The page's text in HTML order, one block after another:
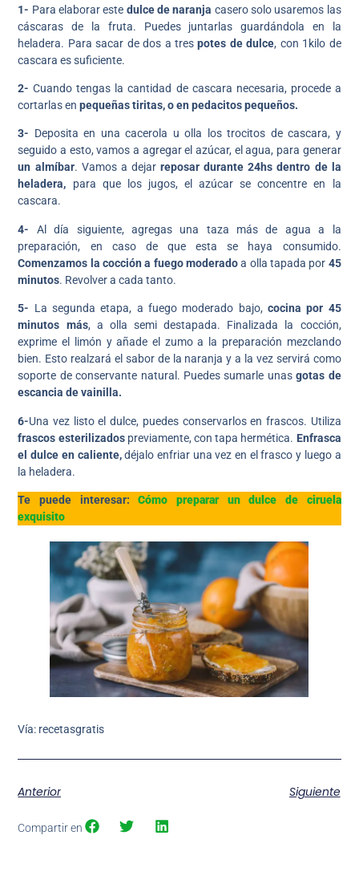
1- Para elaborar este dulce de naranja casero solo usaremos las
cáscaras de la fruta. Puedes juntarlas guardándola en la
heladera. Para sacar de dos a trespotes de dulce, con 1kilo de
cascara es suficiente.
2- Cuando tengas la cantidad de cascara necesaria, procede a
cortarlas enpequeñas tiritas, o en pedacitos pequeños.
3- Deposita en una cacerola u olla los trocitos de cascara, y
seguido a esto, vamos a agregar el azúcar, el agua, para generar
un almíbar. Vamos a dejarreposar durante 24hs dentro de la
heladera, para que los jugos, el azúcar se concentre en la
cascara.
4- Al día siguiente, agregas una taza más de agua a la
preparación, en caso de que esta se haya consumido.
Comenzamos la cocción a fuego moderadoa olla tapada por 45
minutos. Revolver a cada tanto.
5- La segunda etapa, a fuego moderado bajo, cocina por 45
minutos más, a olla semi destapada. Finalizada la cocción,
exprime el limón y añade el zumo a la preparación mezclando
bien. Esto realzará el sabor de la naranja y a la vez servirá como
soporte de conservante natural. Puedes sumarle unasgotas de
escancia de vainilla.
6-Una vez listo el dulce, puedes conservarlos en frascos. Utiliza
frascos esterilizados previamente, con tapa hermética. Enfrasca
el dulce en caliente,déjalo enfriar una vez en el frasco y luego a
la heladera.
Te puede interesar:Cómo preparar un dulce de ciruela
exquisito
Vía: recetasgratis
Anterior Siguiente
Compartir en